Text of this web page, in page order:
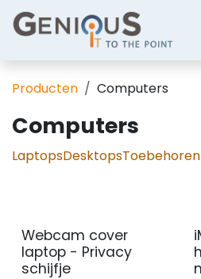
Overslaan naar inhoud
Producten Computers
Computers
LaptopsDesktopsToebehoren
Webcam cover
laptop - Privacy
schijfje